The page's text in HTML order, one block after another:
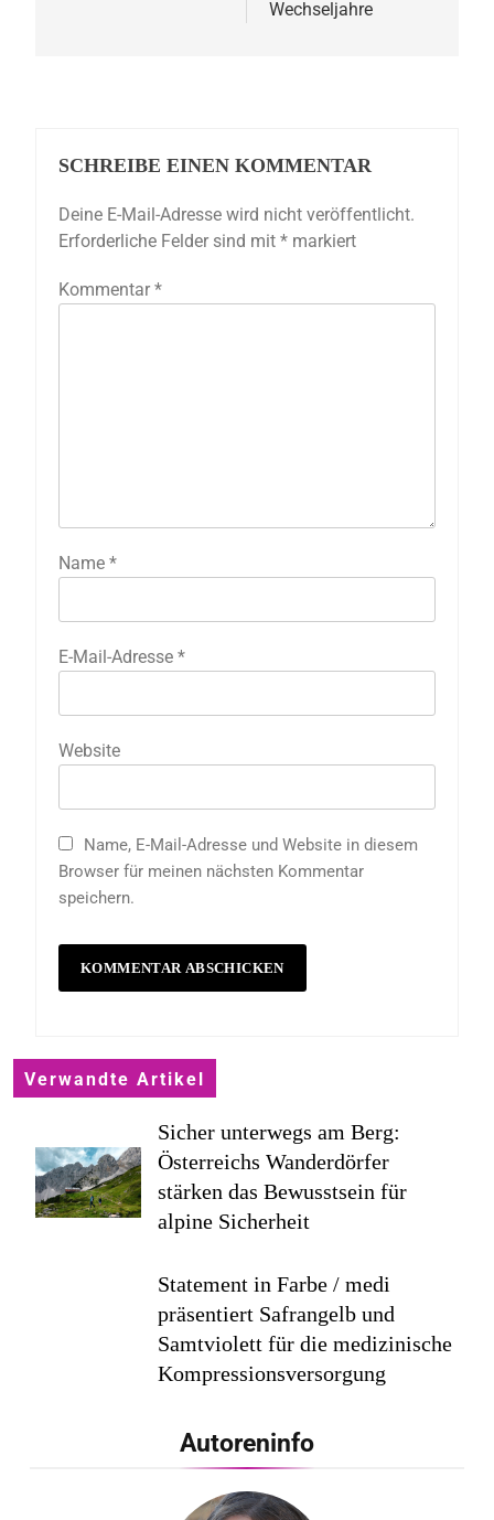
Wechseljahre
SCHREIBE EINEN KOMMENTAR
Deine E-Mail-Adresse wird nicht veröffentlicht.
Erforderliche Felder sind mit * markiert
Kommentar *
Name *
E-Mail-Adresse *
Website
Name, E-Mail-Adresse und Website in diesem
Browser für meinen nächsten Kommentar
speichern.
Verwandte Artikel
Sicher unterwegs am Berg:
Österreichs Wanderdörfer
stärken das Bewusstsein für
alpine Sicherheit
Statement in Farbe / medi
präsentiert Safrangelb und
Samtviolett für die medizinische
Kompressionsversorgung
PEPE JEANS LONDON AW26
Autoreninfo